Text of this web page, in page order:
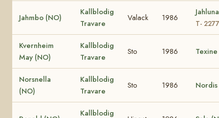
Jahmbo (NO)
Kallblodig
Travare
Valack 1986
T-
Kvernheim
May (NO)
Kallblodig
Travare
Sto 1986
Norsnella
(NO)
Kallblodig
Travare
Sto 1986
Kallblodig